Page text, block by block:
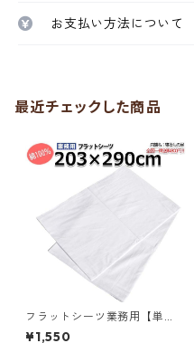
お支払い方法について
最近チェックした商品
フラットシーツ業務用【単
品】綿100% 203cm×290cm
¥1,550